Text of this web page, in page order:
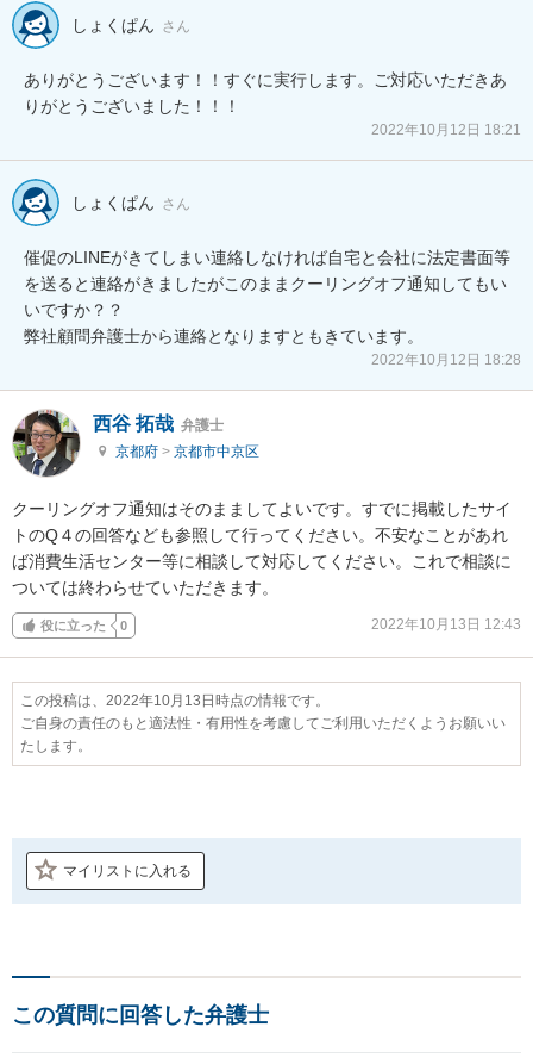
しょくぱん さん
ありがとうございます！！すぐに実行します。ご対応いただきあ
りがとうございました！！！
2022年10月12日 18:21
しょくぱん さん
催促のLINEがきてしまい連絡しなければ自宅と会社に法定書面等
を送ると連絡がきましたがこのままクーリングオフ通知してもい
いですか？？
弊社顧問弁護士から連絡となりますともきています。
2022年10月12日 18:28
西谷 拓哉 弁護士
京都府 > 京都市中京区
クーリングオフ通知はそのまましてよいです。すでに掲載したサイ
トのQ４の回答なども参照して行ってください。不安なことがあれ
ば消費生活センター等に相談して対応してください。これで相談に
ついては終わらせていただきます。
役に立った 0 2022年10月13日 12:43
この投稿は、2022年10月13日時点の情報です。
ご自身の責任のもと適法性・有用性を考慮してご利用いただくようお願いい
たします。
マイリストに入れる
この質問に回答した弁護士